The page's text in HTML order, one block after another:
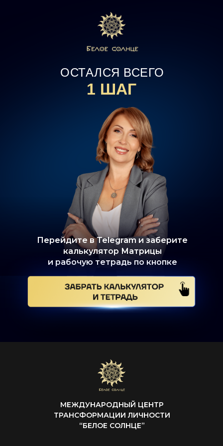
ОСТАЛСЯ ВСЕГО
1 ШАГ
Перейдите в Telegram и заберите
калькулятор Матрицы
и рабочую тетрадь по кнопке
МЕЖДУНАРОДНЫЙ ЦЕНТР
ТРАНСФОРМАЦИИ ЛИЧНОСТИ
“БЕЛОЕ СОЛНЦЕ”